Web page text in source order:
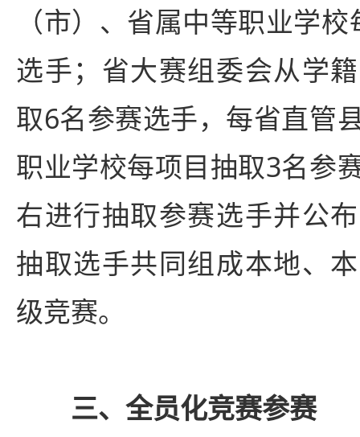
（市）、省属中等职业学
选手；省大赛组委会从学
取6名参赛选手，每省直管
职业学校每项目抽取3名参
右进行抽取参赛选手并公
抽取选手共同组成本地、
级竞赛。
三、全员化竞赛参赛